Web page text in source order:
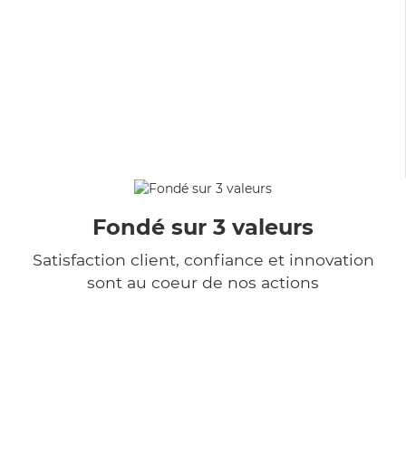
Fondé sur 3 valeurs
Satisfaction client, confiance et innovation
sont au coeur de nos actions